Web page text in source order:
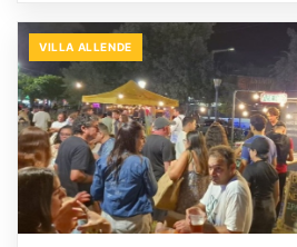
VILLA ALLENDE